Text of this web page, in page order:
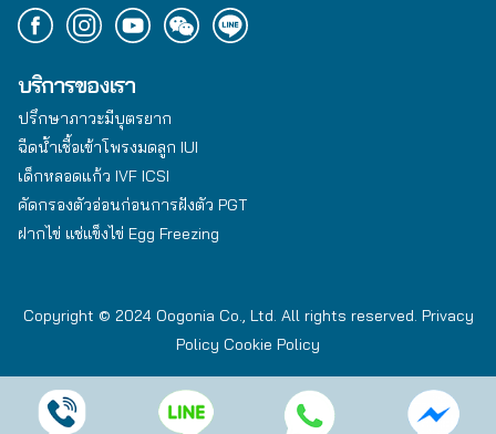
บริการของเรา
ปรึกษาภาวะมีบุตรยาก
ฉีดน้ำเชื้อเข้าโพรงมดลูก IUI
เด็กหลอดแก้ว IVF ICSI
คัดกรองตัวอ่อนก่อนการฝังตัว PGT
ฝากไข่ แช่แข็งไข่ Egg Freezing
Copyright © 2024 Oogonia Co., Ltd. All rights reserved. Privacy
Policy Cookie Policy